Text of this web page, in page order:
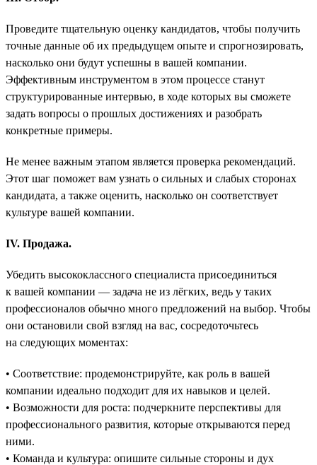
Проведите тщательную оценку кандидатов, чтобы получить
точные данные об их предыдущем опыте и спрогнозировать,
насколько они будут успешны в вашей компании.
Эффективным инструментом в этом процессе станут
структурированные интервью, в ходе которых вы сможете
задать вопросы о прошлых достижениях и разобрать
конкретные примеры.
Не менее важным этапом является проверка рекомендаций.
Этот шаг поможет вам узнать о сильных и слабых сторонах
кандидата, а также оценить, насколько он соответствует
культуре вашей компании.
IV. Продажа.
Убедить высококлассного специалиста присоединиться
к вашей компании — задача не из лёгких, ведь у таких
профессионалов обычно много предложений на выбор. Чтобы
они остановили свой взгляд на вас, сосредоточьтесь
на следующих моментах:
• Соответствие: продемонстрируйте, как роль в вашей
компании идеально подходит для их навыков и целей.
• Возможности для роста: подчеркните перспективы для
профессионального развития, которые открываются перед
ними.
• Команда и культура: опишите сильные стороны и дух